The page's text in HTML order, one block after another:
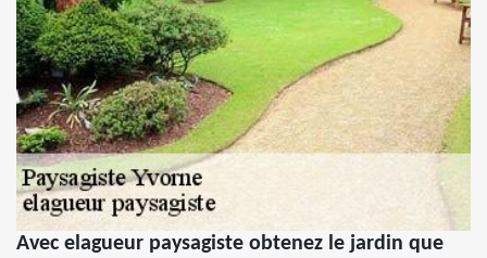
Avec elagueur paysagiste obtenez le jardin que